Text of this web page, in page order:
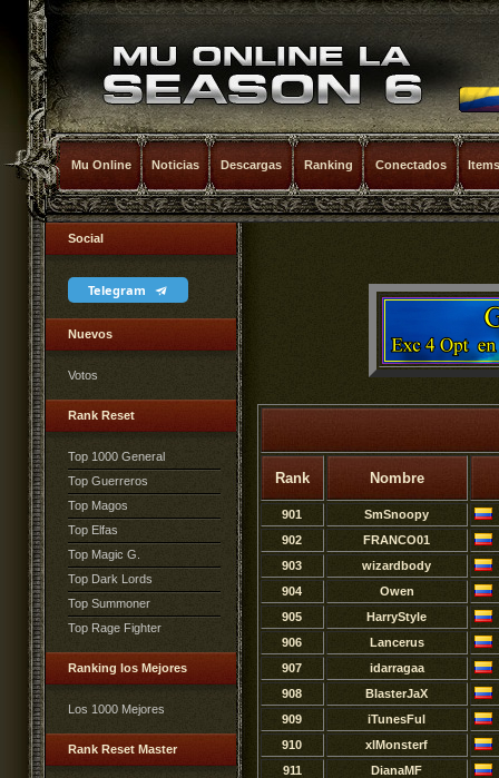
Mu Online Noticias Descargas Ranking Conectados Items
Social
Telegram
Nuevos
Votos
Rank Reset
Top 1000 General
Top Guerreros
Top Magos
Top Elfas
Top Magic G.
Top Dark Lords
Top Summoner
Top Rage Fighter
Ranking los Mejores
Los 1000 Mejores
Rank Reset Master
Rank Nombre
901 SmSnoopy
902
FRANCO01
903
wizardbody
904
Owen
905
HarryStyle
906
Lancerus
907
idarragaa
908
BlasterJaX
909
iTunesFul
910
xlMonsterf
911
DianaMF